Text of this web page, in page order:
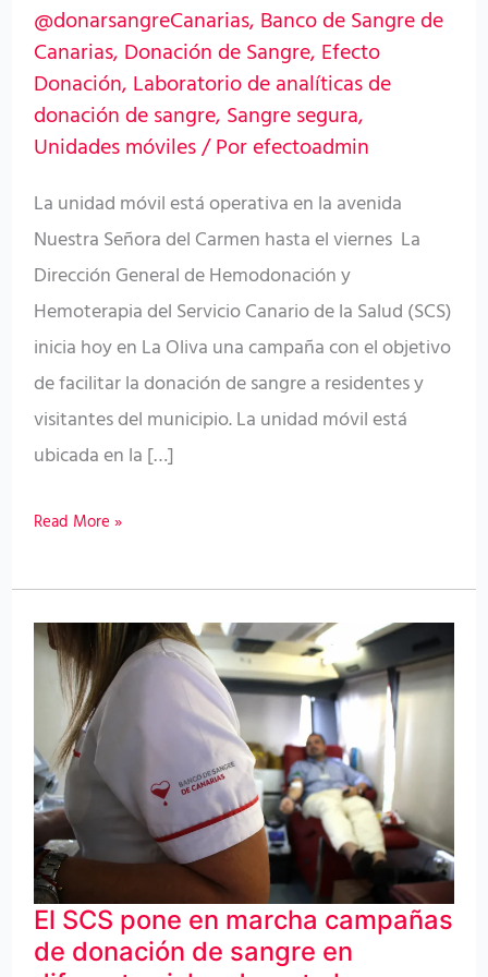
@donarsangreCanarias, Banco de Sangre de
Canarias, Donación de Sangre, Efecto
Donación, Laboratorio de analíticas de
donación de sangre, Sangre segura,
Unidades móviles/ Porefectoadmin
La unidad móvil está operativa en la avenida
Nuestra Señora del Carmen hasta el viernes La
Dirección General de Hemodonación y
Hemoterapia del Servicio Canario de la Salud (SCS)
inicia hoy en La Oliva una campaña con el objetivo
de facilitar la donación de sangre a residentes y
visitantes del municipio. La unidad móvil está
ubicada en la […]
en
La
Oliva
Read More »
El SCS pone en marcha campañas
de donación de sangre en
El
SCS
pone
en
marcha
campañas
de
donación
de
sangre